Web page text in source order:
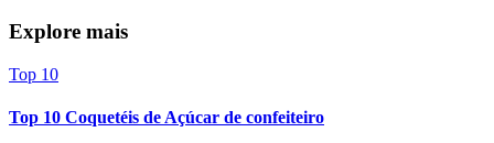
Explore mais
Top 10
Top 10 Coquetéis de Açúcar de confeiteiro